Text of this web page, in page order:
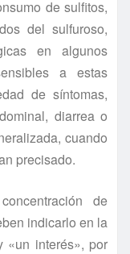
de sulfitos,
del sulfuroso,
en algunos
a estas
de síntomas,
diarrea o
cuando
precisado.
de
indicarlo en la
«un interés», por